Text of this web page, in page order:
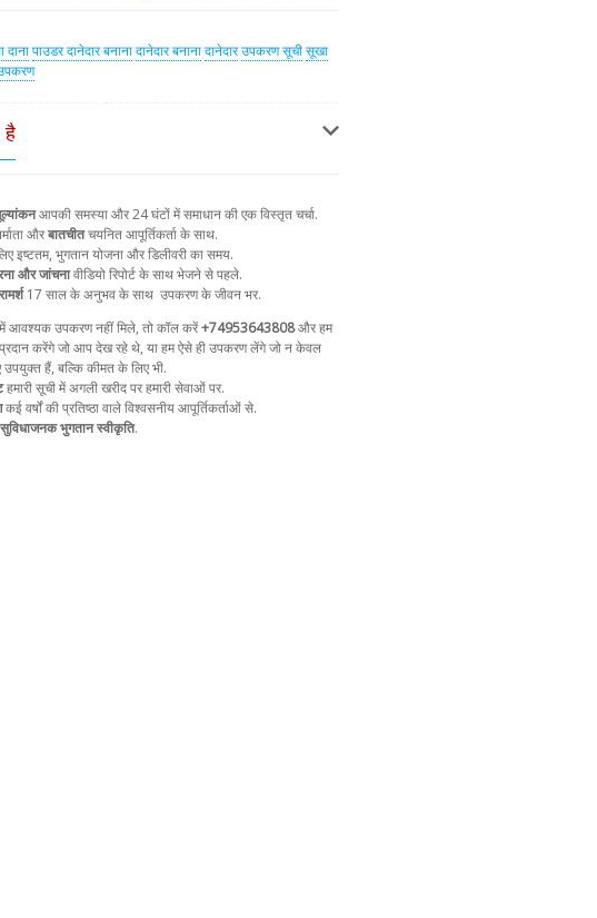
दानापाउडर दानेदार बनानादानेदार बनानादानेदारउपकरण सूचीसूखा
है
आपकी समस्या और 24 घंटों में समाधान की एक विस्तृत चर्चा.
औरबातचीतचयनित आपूर्तिकर्ता के साथ.
इष्टतम, भुगतान योजना और डिलीवरी का समय.
और जांचनावीडियो रिपोर्ट के साथ भेजने से पहले.
17 साल के अनुभव के साथ उपकरण के जीवन भर.
में आवश्यक उपकरण नहीं मिले, तो कॉल करें+74953643808और हम
करेंगे जो आप देख रहे थे, या हम ऐसे ही उपकरण लेंगे जो न केवल
हैं, बल्कि कीमत के लिए भी.
हमारी सूची में अगली खरीद पर हमारी सेवाओं पर.
कई वर्षों की प्रतिष्ठा वाले विश्वसनीय आपूर्तिकर्ताओं से.
सुविधाजनक भुगतान स्वीकृति.